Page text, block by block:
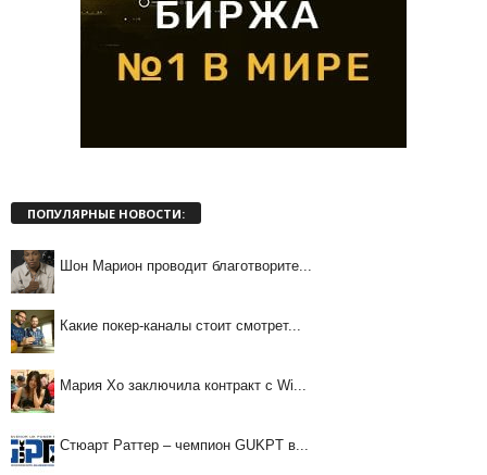
ПОПУЛЯРНЫЕ НОВОСТИ:
Шон Марион проводит благотворите...
Какие покер-каналы стоит смотрет...
Мария Хо заключила контракт с Wi...
Стюарт Раттер – чемпион GUKPT в...